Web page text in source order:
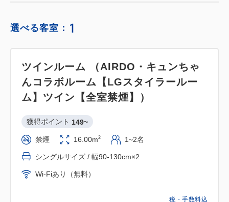
選べる客室： 1
税・手数料込
ツインルーム （AIRDO・キュンちゃ
んコラボルーム【LGスタイラールー
ム】ツイン【全室禁煙】）
獲得ポイント 149~
禁煙 16.00m2 1~2名
シングルサイズ / 幅90-130cm×2
Wi-Fiあり（無料）